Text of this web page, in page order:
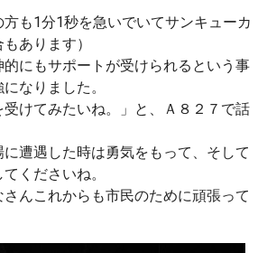
方も1分1秒を急いでいてサンキューカ
あります）
にもサポートが受けられるという事
なりました。
受けてみたいね。」と、Ａ８２７で話
遭遇した時は勇気をもって、そして
くださいね。
んこれからも市民のために頑張って